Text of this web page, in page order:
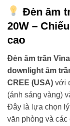
Đèn âm
20W –
cao
Đèn âm trần
downlight âm
CREE (USA) với
(ánh sáng vàng)
Đây là lựa chọn
văn phòng và